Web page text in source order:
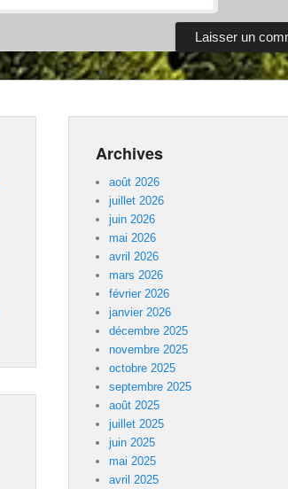
Archives
août 2026
juillet 2026
juin 2026
mai 2026
avril 2026
mars 2026
février 2026
janvier 2026
décembre 2025
novembre 2025
octobre 2025
septembre 2025
août 2025
juillet 2025
juin 2025
mai 2025
avril 2025